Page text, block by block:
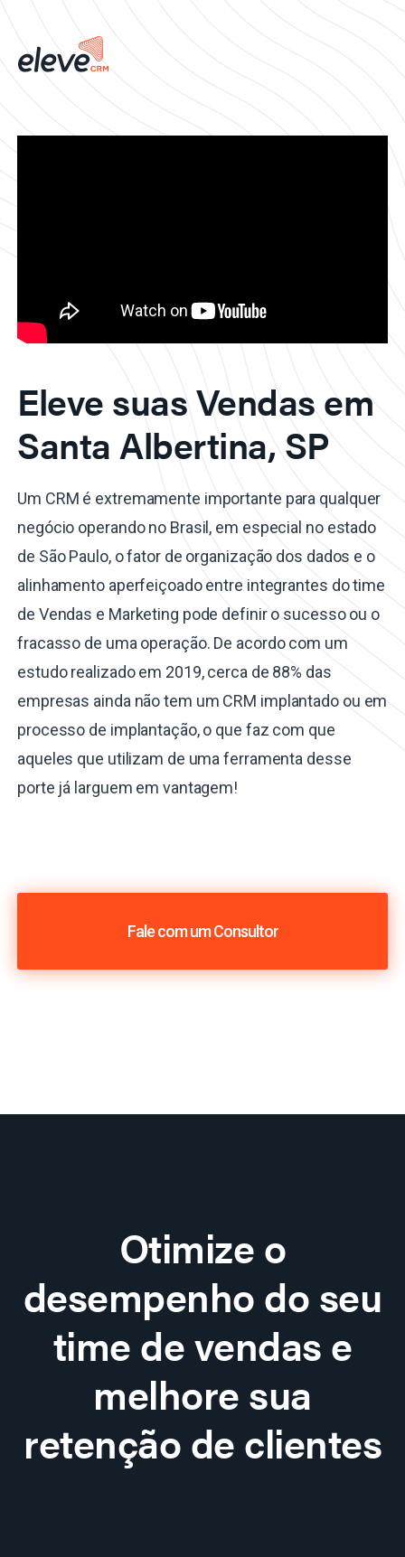
Eleve suas Vendas em
Santa Albertina, SP
Um CRM é extremamente importante para qualquer
negócio operando no Brasil, em especial no estado
de São Paulo, o fator de organização dos dados e o
alinhamento aperfeiçoado entre integrantes do time
de Vendas e Marketing pode definir o sucesso ou o
fracasso de uma operação. De acordo com um
estudo realizado em 2019, cerca de 88% das
empresas ainda não tem um CRM implantado ou em
processo de implantação, o que faz com que
aqueles que utilizam de uma ferramenta desse
porte já larguem em vantagem!
Fale com um Consultor
Otimize o
desempenho do seu
time de vendas e
melhore sua
retenção de clientes